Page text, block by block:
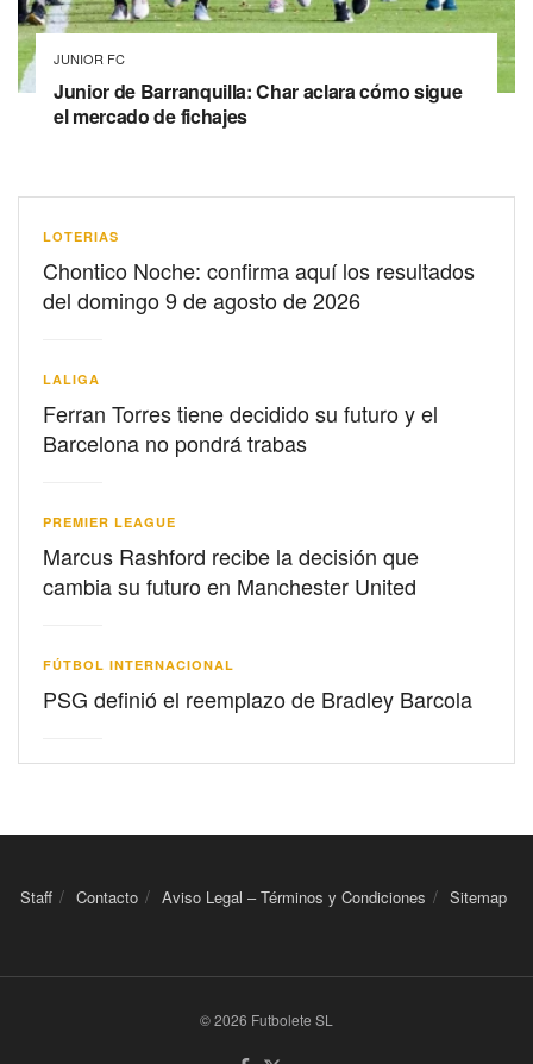
JUNIOR FC
Junior de Barranquilla: Char aclara cómo sigue
el mercado de fichajes
LOTERIAS
Chontico Noche: confirma aquí los resultados
del domingo 9 de agosto de 2026
LALIGA
Ferran Torres tiene decidido su futuro y el
Barcelona no pondrá trabas
PREMIER LEAGUE
Marcus Rashford recibe la decisión que
cambia su futuro en Manchester United
FÚTBOL INTERNACIONAL
PSG definió el reemplazo de Bradley Barcola
Staff Contacto Aviso Legal – Términos y Condiciones Sitemap
© 2026 Futbolete SL